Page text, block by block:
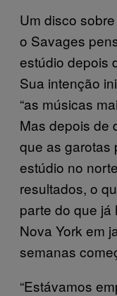
Um disco
o Savages
estúdio depois
Sua intenção
“as músicas
Mas depois de
que as garotas
estúdio no
resultados, o
parte do que já
Nova York em
semanas
“Estávamos